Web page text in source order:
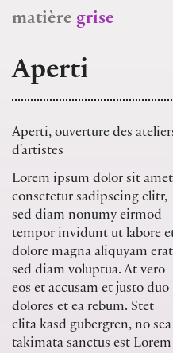
matière grise
Aperti
Aperti, ouverture des
d'artistes
Lorem ipsum dolor sit
consetetur sadipscing elitr,
sed diam nonumy eirmod
tempor invidunt ut labore
dolore magna aliquyam
sed diam voluptua. At vero
eos et accusam et justo duo
dolores et ea rebum. Stet
clita kasd gubergren, no sea
takimata sanctus est